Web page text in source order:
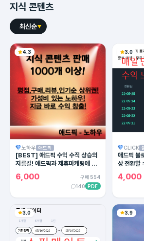
지식 콘텐츠
최신순
4.3
노하우 애드픽
[BEST] 애드픽 수익 수직 상승의
지름길! 애드픽과 제휴마케팅에 유
용한 카피라이팅의 모든 방법!
6,000
구매 554
140 PDF
3.0
CLICK
애드픽 블
상 전환할
4,000
3.0 3.9